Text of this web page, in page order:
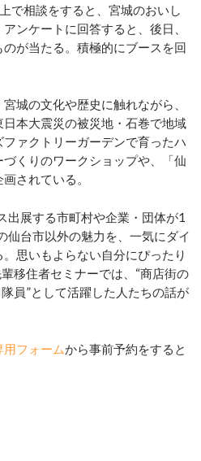
で相談をすると、宮城のおいし
ンケートに回答すると、後日、
が当たる。積極的にブースを回
城の文化や歴史に触れながら、
本大震災の被災地・石巻で地域
ァクトリーガーデンで育ったハ
くりのワークショップや、「仙
されている。
出展する市町村や企業・団体が1
仙台市以外の魅力を、一気にダイ
思いもよらない自分にぴったり
移住者セミナーでは、“商店街の
員”として活躍した人たちの話が
用フォームから事前予約をすると